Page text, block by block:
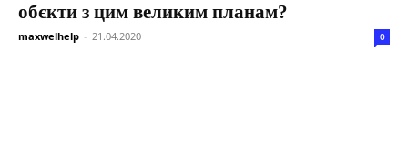
обєкти з цим великим планам?
maxwelhelp - 21.04.2020 0